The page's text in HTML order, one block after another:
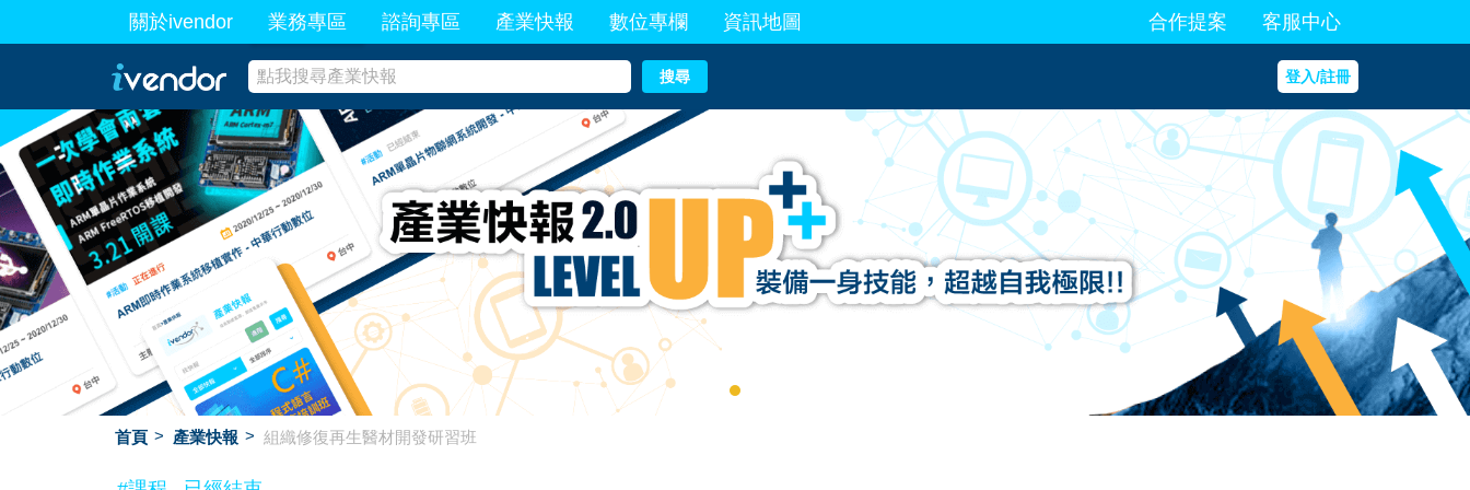
關於ivendor 業務專區
最新業務 諮詢專區 產業快報 數位專欄 資訊地圖 合作提案 客服中心
搜尋 登入/註冊
首頁 產業快報 組織修復再生醫材開發研習班